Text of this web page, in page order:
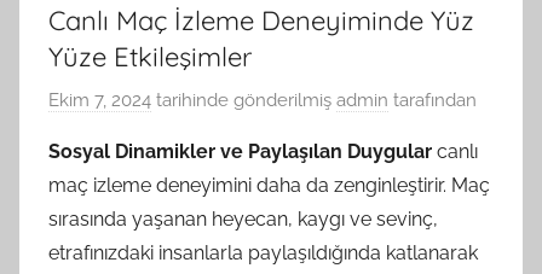
Canlı Maç İzleme Deneyiminde Yüz
Yüze Etkileşimler
Ekim 7, 2024 tarihinde gönderilmiş admin tarafından
Sosyal Dinamikler ve Paylaşılan Duygular canlı
maç izleme deneyimini daha da zenginleştirir. Maç
sırasında yaşanan heyecan, kaygı ve sevinç,
etrafınızdaki insanlarla paylaşıldığında katlanarak